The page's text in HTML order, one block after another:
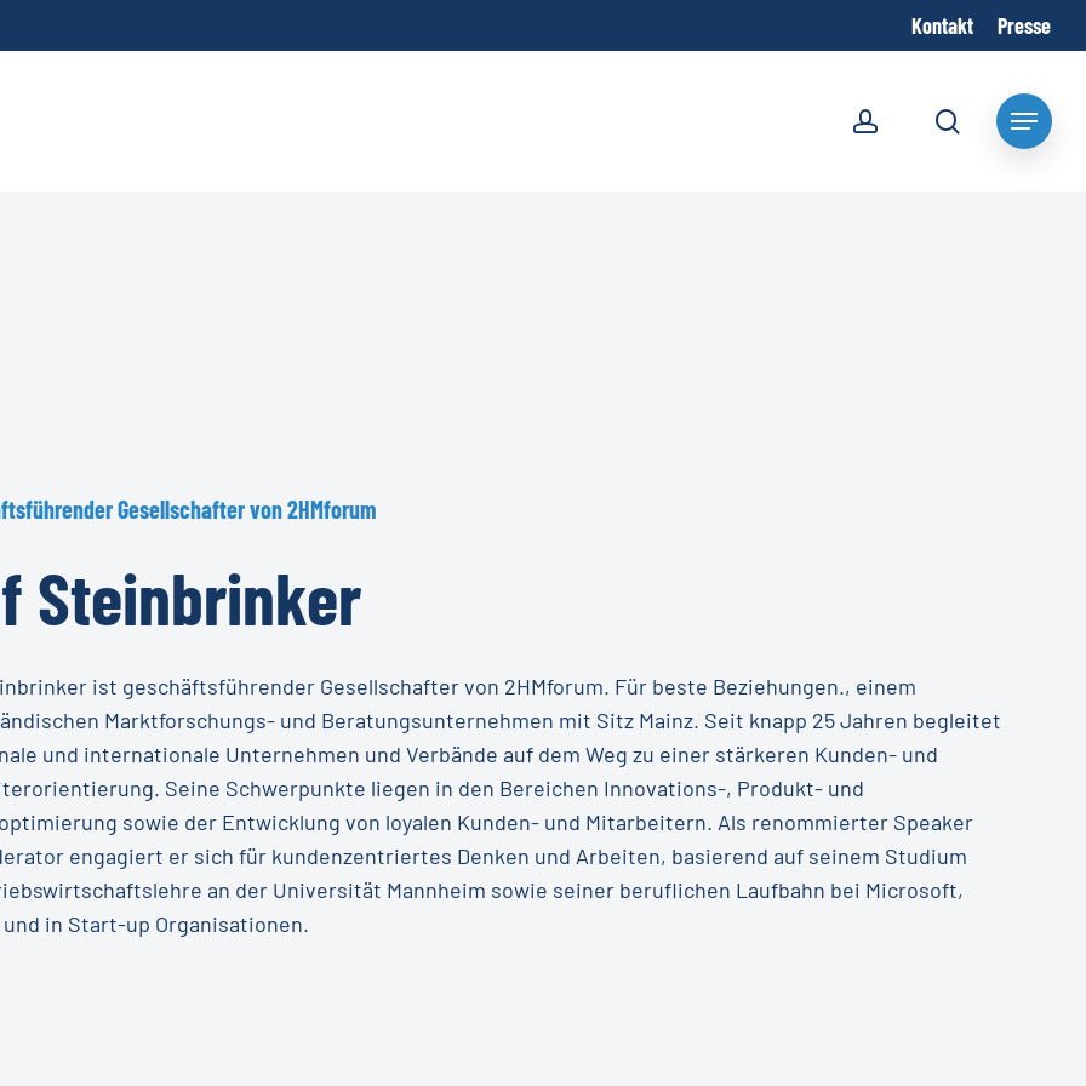
Kontakt Presse
Menu
search
Gesellschaftervon2HMforum
Steinbrinker
ist geschäftsführender Gesellschafter von 2HMforum. Für beste Beziehungen., einem
Marktforschungs- und Beratungsunternehmen mit Sitz Mainz. Seit knapp 25 Jahren begleitet
und internationale Unternehmen und Verbände auf dem Weg zu einer stärkeren Kunden- und
Seine Schwerpunkte liegen in den Bereichen Innovations-, Produkt- und
sowie der Entwicklung von loyalen Kunden- und Mitarbeitern. Als renommierter Speaker
engagiert er sich für kundenzentriertes Denken und Arbeiten, basierend auf seinem Studium
an der Universität Mannheim sowie seiner beruflichen Laufbahn bei Microsoft,
und in Start-up Organisationen.